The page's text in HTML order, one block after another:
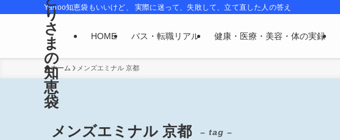
Yahoo知恵袋もいいけど、 実際に迷って、失敗して、立て直した人の答え
り
さ
ま
の
知
恵
袋
HOME バス・転職リアル 健康・医療・美容・体の実録
ホーム メンズエミナル 京都
メンズエミナル 京都 – tag –